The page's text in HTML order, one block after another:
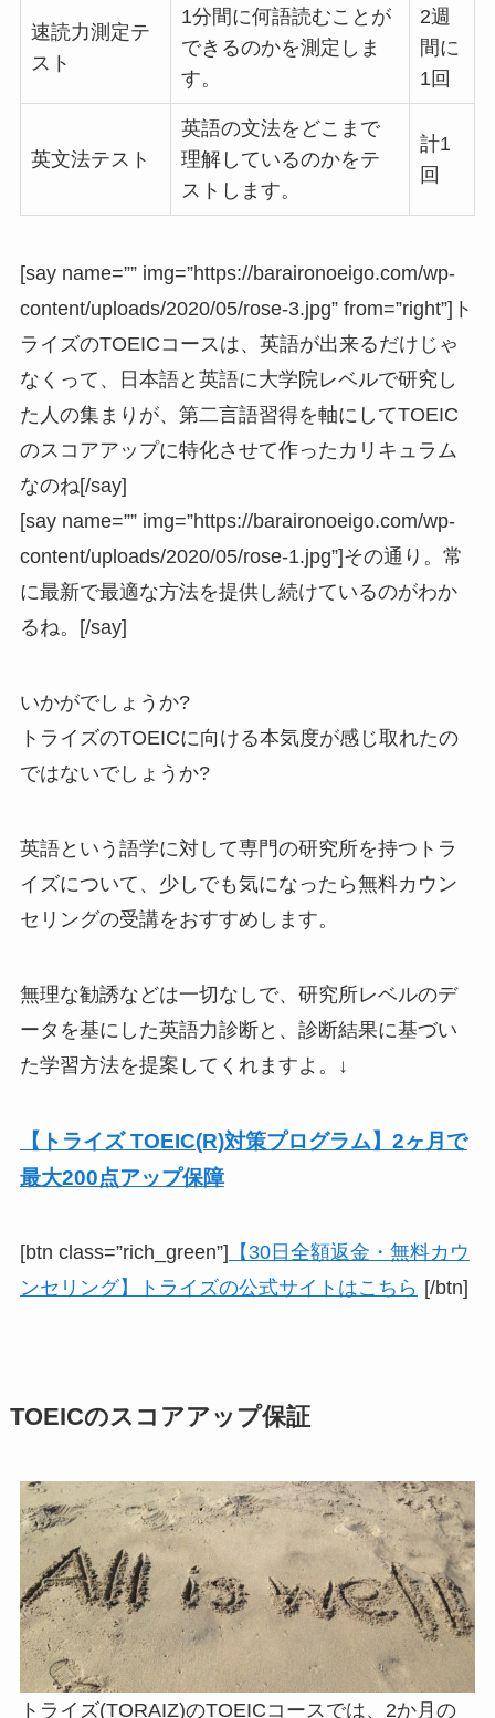
速読力測定テ
スト
1分間に何語読むことが
できるのかを測定しま
す。
2週
間に
1回
英文法テスト
英語の文法をどこまで
理解しているのかをテ
ストします。
計1
回
[say name=”” img=”https://baraironoeigo.com/wp-
content/uploads/2020/05/rose-3.jpg” from=”right”] ト
ライズのTOEICコースは、英語が出来るだけじゃ
なくって、日本語と英語に大学院レベルで研究し
た人の集まりが、第二言語習得を軸にしてTOEIC
のスコアアップに特化させて作ったカリキュラム
なのね[/say]
[say name=”” img=”https://baraironoeigo.com/wp-
content/uploads/2020/05/rose-1.jpg”]その通り。 常
に最新で最適な方法を提供し続けているのがわか
るね。[/say]
いかがでしょうか?
トライズのTOEICに向ける本気度が感じ取れたの
ではないでしょうか?
英語という語学に対して専門の研究所を持つトラ
イズについて、少しでも気になったら無料カウン
セリングの受講をおすすめします。
無理な勧誘などは一切なしで、研究所レベルのデ
ータを基にした英語力診断と、診断結果に基づい
た学習方法を提案してくれますよ。↓
【トライズ TOEIC(R)対策プログラム】2ヶ月で
最大200点アップ保障
[btn class=”rich_green”] 【30日全額返金・無料カウ
ンセリング】トライズの公式サイトはこちら [/btn]
TOEICのスコアアップ保証
トライズ(TORAIZ)のTOEICコースでは、2か月の